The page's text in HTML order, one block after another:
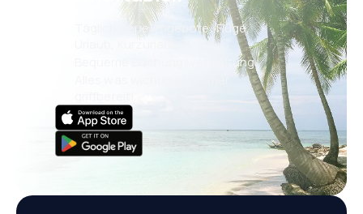
Täglich neue Angebote: Flüge,
Bequeme Buchungsverwaltung